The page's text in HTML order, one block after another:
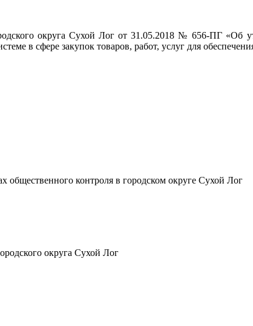
округа Сухой Лог от 31.05.2018 № 656-ПГ «Об
в сфере закупок товаров, работ, услуг для
контроля в городском округе Сухой Лог
округа Сухой Лог